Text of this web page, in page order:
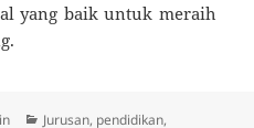
yang baik untuk meraih
Kategori
Jurusan, pendidikan,